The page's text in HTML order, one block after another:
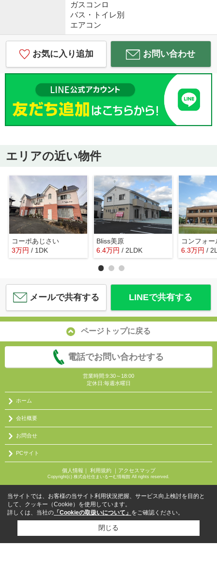
ガスコンロ
バス・トイレ別
エアコン
お気に入り追加 お問い合わせ
エリアの近い物件
コーポあじさい
3万円 / 1DK
Bliss美原
6.4万円 / 2LDK 6.3万円 /
メールで共有する LINEで共有する
ページトップに戻る
電話でお問い合わせする
営業時間:9:30～18:00
定休日:毎週水曜日
ホーム
会社概要
お問合せ
PCサイト
個人情報 ｜ 利用規約｜ アクセスマップ
Copyright(c) 株式会社住まいるーむ情報館 All rights reserved.
当サイトでは、お客様の当サイト利用状況把握、サービス向上検討を目的と
して、クッキー（Cookie）を使用しています。
詳しくは、当社の 「Cookieの取扱いについて」 をご確認ください。
閉じる